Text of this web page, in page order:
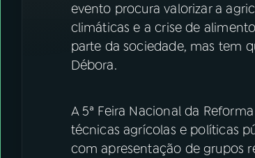
evento procura valorizar a
climáticas e a crise de
parte da sociedade, mas tem
Débora.
A 5ª Feira Nacional da
técnicas agrícolas e políticas
com apresentação de grupos